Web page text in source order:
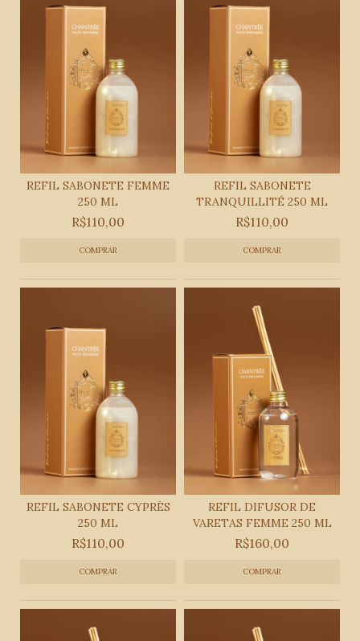
REFIL SABONETE FEMME
250 ML
R$110,00
REFIL SABONETE
TRANQUILLITÉ 250 ML
R$110,00
REFIL SABONETE CYPRÈS
250 ML
R$110,00
REFIL DIFUSOR DE
VARETAS FEMME 250 ML
R$160,00